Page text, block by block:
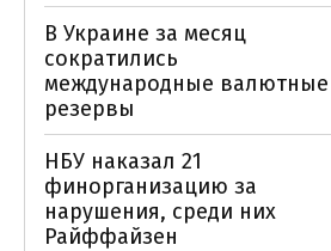
В Украине за месяц
сократились
международные валютные
резервы
НБУ наказал 21
финорганизацию за
нарушения, среди них
Райффайзен